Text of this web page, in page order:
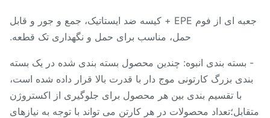
جعبه ای از فوم EPE + کیسه ضد ایستاتیک، جمع و جور و قابل
حمل، مناسب برای حمل و نگهداری تک قطعه.
بسته بندی انبوه: چندین محصول بسته بندی شده در یک بسته
بزرگ کارتونی موج دار با قدرت بالا قرار داده شده است،
با تقسیم بندی بین هر محصول برای جلوگیری از اکستروژن
محصولات در هر کارتن می تواند با توجه به نیازهای